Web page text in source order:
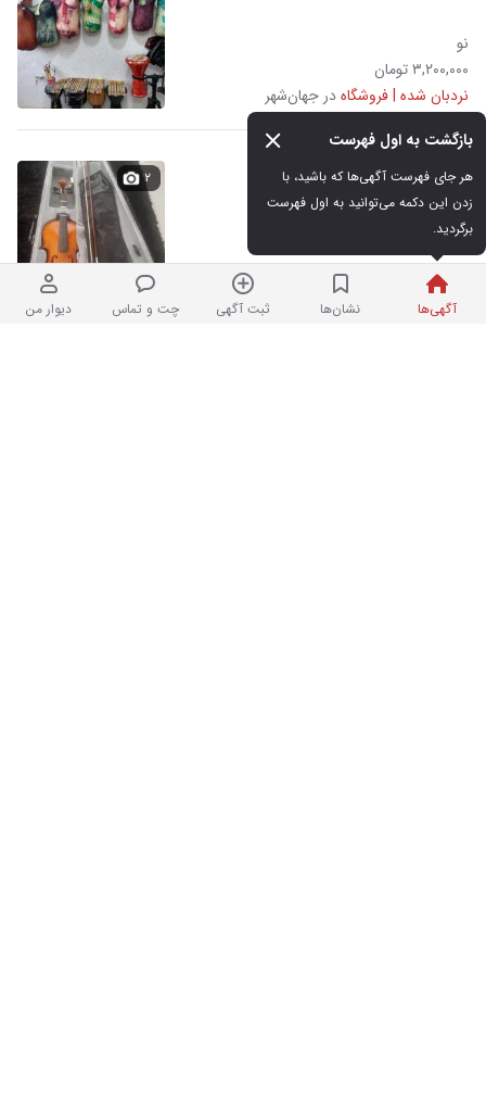
آگهی‌ها
بازگشت به اول فهرست
برگردید.
نشان‌ها ثبت آگهی چت و تماس دیوار من
نو
۳,۲۰۰,۰۰۰ تومان
نردبان شده | فروشگاهدر جهان‌شهر
ویولن tf
نو
۱۵,۰۰۰,۰۰۰ تومان
۲